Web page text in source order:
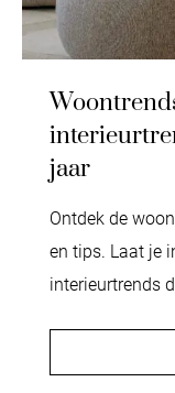
jaar
Ontdek de
en tips. Laat je
interieurtrends